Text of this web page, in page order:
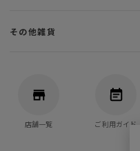
その他雑貨
店舗一覧 ご利用ガイド